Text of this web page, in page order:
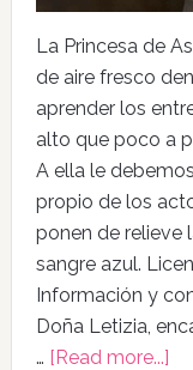
La Princesa de
de aire fresco
aprender los
alto que poco a
A ella le
propio de los
ponen de relieve
sangre azul.
Información y
Doña Letizia,
… [Read more...]